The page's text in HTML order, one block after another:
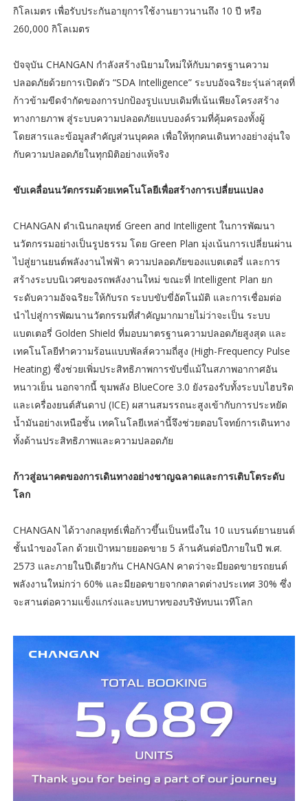
กิโลเมตร เพื่อรับประกันอายุการใช้งานยาวนานถึง 10 ปี หรือ
260,000 กิโลเมตร
ปัจจุบัน CHANGAN กำลังสร้างนิยามใหม่ให้กับมาตรฐานความ
ปลอดภัยด้วยการเปิดตัว “SDA Intelligence” ระบบอัจฉริยะรุ่นล่าสุดที่
ก้าวข้ามขีดจำกัดของการปกป้องรูปแบบเดิมที่เน้นเพียงโครงสร้าง
ทางกายภาพ สู่ระบบความปลอดภัยแบบองค์รวมที่คุ้มครองทั้งผู้
โดยสารและข้อมูลสำคัญส่วนบุคคล เพื่อให้ทุกคนเดินทางอย่างอุ่นใจ
กับความปลอดภัยในทุกมิติอย่างแท้จริง
ขับเคลื่อนนวัตกรรมด้วยเทคโนโลยีเพื่อสร้างการเปลี่ยนแปลง
CHANGAN ดำเนินกลยุทธ์ Green and Intelligent ในการพัฒนา
นวัตกรรมอย่างเป็นรูปธรรม โดย Green Plan มุ่งเน้นการเปลี่ยนผ่าน
ไปสู่ยานยนต์พลังงานไฟฟ้า ความปลอดภัยของแบตเตอรี่ และการ
สร้างระบบนิเวศของรถพลังงานใหม่ ขณะที่ Intelligent Plan ยก
ระดับความอัจฉริยะให้กับรถ ระบบขับขี่อัตโนมัติ และการเชื่อมต่อ
นำไปสู่การพัฒนานวัตกรรมที่สำคัญมากมายไม่ว่าจะเป็น ระบบ
แบตเตอรี่ Golden Shield ที่มอบมาตรฐานความปลอดภัยสูงสุด และ
เทคโนโลยีทำความร้อนแบบพัลส์ความถี่สูง (High-Frequency Pulse
Heating) ซึ่งช่วยเพิ่มประสิทธิภาพการขับขี่แม้ในสภาพอากาศอัน
หนาวเย็น นอกจากนี้ ขุมพลัง BlueCore 3.0 ยังรองรับทั้งระบบไฮบริด
และเครื่องยนต์สันดาป (ICE) ผสานสมรรถนะสูงเข้ากับการประหยัด
น้ำมันอย่างเหนือชั้น เทคโนโลยีเหล่านี้จึงช่วยตอบโจทย์การเดินทาง
ทั้งด้านประสิทธิภาพและความปลอดภัย
ก้าวสู่อนาคตของการเดินทางอย่างชาญฉลาดและการเติบโตระดับ
โลก
CHANGAN ได้วางกลยุทธ์เพื่อก้าวขึ้นเป็นหนึ่งใน 10 แบรนด์ยานยนต์
ชั้นนำของโลก ด้วยเป้าหมายยอดขาย 5 ล้านคันต่อปีภายในปี พ.ศ.
2573 และภายในปีเดียวกัน CHANGAN คาดว่าจะมียอดขายรถยนต์
พลังงานใหม่กว่า 60% และมียอดขายจากตลาดต่างประเทศ 30% ซึ่ง
จะสานต่อความแข็งแกร่งและบทบาทของบริษัทบนเวทีโลก